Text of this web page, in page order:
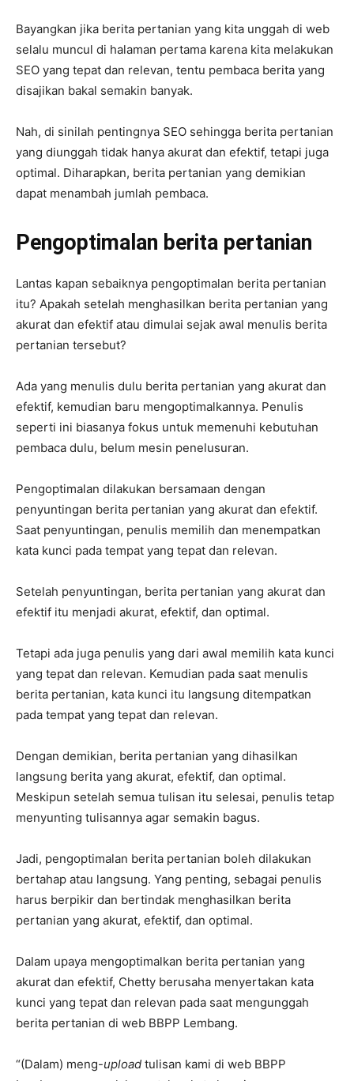
Bayangkan jika berita pertanian yang kita unggah di web
selalu muncul di halaman pertama karena kita melakukan
SEO yang tepat dan relevan, tentu pembaca berita yang
disajikan bakal semakin banyak.
Nah, di sinilah pentingnya SEO sehingga berita pertanian
yang diunggah tidak hanya akurat dan efektif, tetapi juga
optimal. Diharapkan, berita pertanian yang demikian
dapat menambah jumlah pembaca.
Pengoptimalan berita pertanian
Lantas kapan sebaiknya pengoptimalan berita pertanian
itu? Apakah setelah menghasilkan berita pertanian yang
akurat dan efektif atau dimulai sejak awal menulis berita
pertanian tersebut?
Ada yang menulis dulu berita pertanian yang akurat dan
efektif, kemudian baru mengoptimalkannya. Penulis
seperti ini biasanya fokus untuk memenuhi kebutuhan
pembaca dulu, belum mesin penelusuran.
Pengoptimalan dilakukan bersamaan dengan
penyuntingan berita pertanian yang akurat dan efektif.
Saat penyuntingan, penulis memilih dan menempatkan
kata kunci pada tempat yang tepat dan relevan.
Setelah penyuntingan, berita pertanian yang akurat dan
efektif itu menjadi akurat, efektif, dan optimal.
Tetapi ada juga penulis yang dari awal memilih kata kunci
yang tepat dan relevan. Kemudian pada saat menulis
berita pertanian, kata kunci itu langsung ditempatkan
pada tempat yang tepat dan relevan.
Dengan demikian, berita pertanian yang dihasilkan
langsung berita yang akurat, efektif, dan optimal.
Meskipun setelah semua tulisan itu selesai, penulis tetap
menyunting tulisannya agar semakin bagus.
Jadi, pengoptimalan berita pertanian boleh dilakukan
bertahap atau langsung. Yang penting, sebagai penulis
harus berpikir dan bertindak menghasilkan berita
pertanian yang akurat, efektif, dan optimal.
Dalam upaya mengoptimalkan berita pertanian yang
akurat dan efektif, Chetty berusaha menyertakan kata
kunci yang tepat dan relevan pada saat mengunggah
berita pertanian di web BBPP Lembang.
“(Dalam) meng-upload tulisan kami di web BBPP